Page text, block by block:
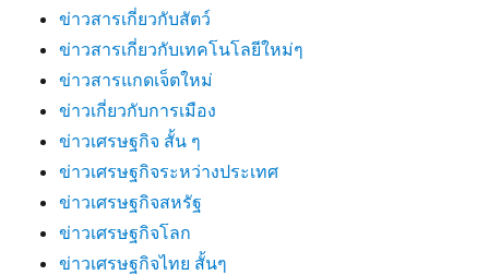
ข่าวสารเกี่ยวกับสัตว์
ข่าวสารเกี่ยวกับเทคโนโลยีใหม่ๆ
ข่าวสารแกดเจ็ตใหม่
ข่าวเกี่ยวกับการเมือง
ข่าวเศรษฐกิจ สั้น ๆ
ข่าวเศรษฐกิจระหว่างประเทศ
ข่าวเศรษฐกิจสหรัฐ
ข่าวเศรษฐกิจโลก
ข่าวเศรษฐกิจไทย สั้นๆ